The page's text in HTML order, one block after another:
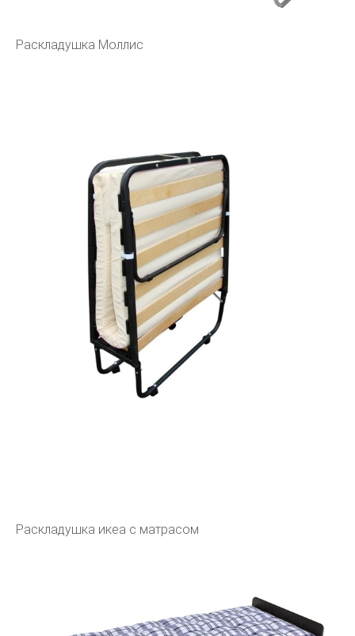
Раскладушка Моллис
Раскладушка икеа с матрасом